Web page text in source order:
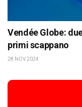
Vendée Globe:
primi scappano
28 NOV 2024